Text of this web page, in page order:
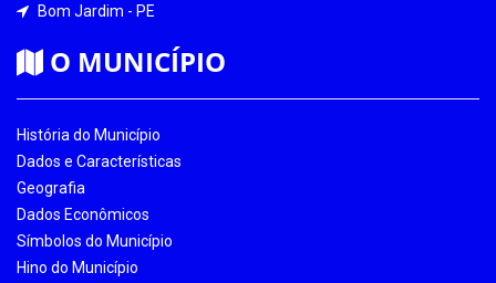
Bom Jardim - PE
O MUNICÍPIO
História do Município
Dados e Características
Geografia
Dados Econômicos
Símbolos do Município
Hino do Município